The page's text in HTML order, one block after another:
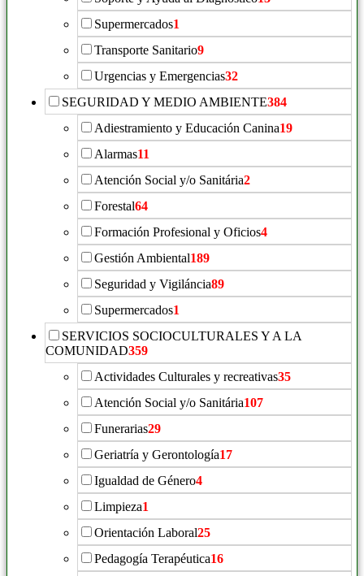
Supermercados1
Transporte Sanitario9
Urgencias y Emergencias32
SEGURIDAD Y MEDIO AMBIENTE384
Adiestramiento y Educación Canina19
Alarmas11
Atención Social y/o Sanitária2
Forestal64
Formación Profesional y Oficios4
Gestión Ambiental189
Seguridad y Vigiláncia89
Supermercados1
SERVICIOS SOCIOCULTURALES Y A LA
COMUNIDAD359
Actividades Culturales y recreativas35
Atención Social y/o Sanitária107
Funerarias29
Geriatría y Gerontología17
Igualdad de Género4
Limpieza1
Orientación Laboral25
Pedagogía Terapéutica16